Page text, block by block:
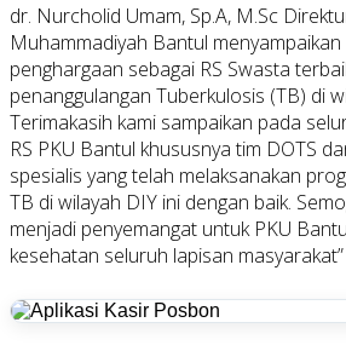
dr. Nurcholid Umam, Sp.A, M.Sc
Muhammadiyah Bantul
penghargaan sebagai RS Swasta
penanggulangan Tuberkulosis (TB) di
Terimakasih kami sampaikan pada
RS PKU Bantul khususnya tim DOTS
spesialis yang telah melaksanakan
TB di wilayah DIY ini dengan baik.
menjadi penyemangat untuk PKU
kesehatan seluruh lapisan masyarakat”